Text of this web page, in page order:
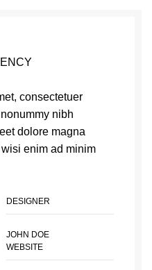
consectetuer
nibh
dolore magna
enim ad minim
DESIGNER
JOHN DOE
WEBSITE